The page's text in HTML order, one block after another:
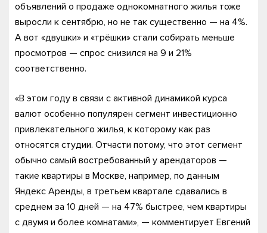
объявлений о продаже однокомнатного жилья тоже
выросли к сентябрю, но не так существенно — на 4%.
А вот «двушки» и «трёшки» стали собирать меньше
просмотров — спрос снизился на 9 и 21%
соответственно.
«В этом году в связи с активной динамикой курса
валют особенно популярен сегмент инвестиционно
привлекательного жилья, к которому как раз
относятся студии. Отчасти потому, что этот сегмент
обычно самый востребованный у арендаторов —
такие квартиры в Москве, например, по данным
Яндекс Аренды, в третьем квартале сдавались в
среднем за 10 дней — на 47% быстрее, чем квартиры
с двумя и более комнатами», — комментирует Евгений